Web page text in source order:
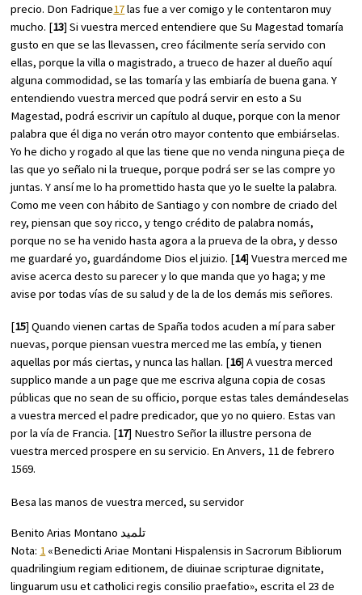
precio. Don Fadrique17las fue a ver comigo y le contentaron muy
mucho. [13] Si vuestra merced entendiere que Su Magestad tomaría
gusto en que se las llevassen, creo fácilmente sería servido con
ellas, porque la villa o magistrado, a trueco de hazer al dueño aquí
alguna commodidad, se las tomaría y las embiaría de buena gana. Y
entendiendo vuestra merced que podrá servir en esto a Su
Magestad, podrá escrivir un capítulo al duque, porque con la menor
palabra que él diga no verán otro mayor contento que embiárselas.
Yo he dicho y rogado al que las tiene que no venda ninguna pieça de
las que yo señalo ni la trueque, porque podrá ser se las compre yo
juntas. Y ansí me lo ha promettido hasta que yo le suelte la palabra.
Como me veen con hábito de Santiago y con nombre de criado del
rey, piensan que soy ricco, y tengo crédito de palabra nomás,
porque no se ha venido hasta agora a la prueva de la obra, y desso
me guardaré yo, guardándome Dios el juizio. [14] Vuestra merced me
avise acerca desto su parecer y lo que manda que yo haga; y me
avise por todas vías de su salud y de la de los demás mis señores.
[15] Quando vienen cartas de Spaña todos acuden a mí para saber
nuevas, porque piensan vuestra merced me las embía, y tienen
aquellas por más ciertas, y nunca las hallan. [16] A vuestra merced
supplico mande a un page que me escriva alguna copia de cosas
públicas que no sean de su officio, porque estas tales demándeselas
a vuestra merced el padre predicador, que yo no quiero. Estas van
por la vía de Francia. [17] Nuestro Señor la illustre persona de
vuestra merced prospere en su servicio. En Anvers, 11 de febrero
1569.
Besa las manos de vuestra merced, su servidor
Benito Arias Montano تلميد
Nota: 1 «Benedicti Ariae Montani Hispalensis in Sacrorum Bibliorum
quadrilingium regiam editionem, de diuinae scripturae dignitate,
linguarum usu et catholici regis consilio praefatio», escrita el 23 de